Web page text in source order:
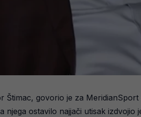
Štimac, govorio je za
njega ostavilo najjači utisak izdvojio